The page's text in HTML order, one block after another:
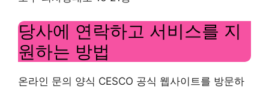
당사에 연락하고 서비스를 지
원하는 방법
온라인 문의 양식 CESCO 공식 웹사이트를 방문하